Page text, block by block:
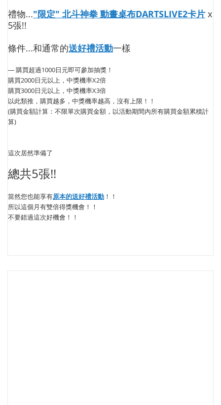
禮物..."限定" 北斗神拳 動畫桌布DARTSLIVE2卡片 x
5張!!
條件...和通常的送好禮活動一樣
― 購買超過1000日元即可參加抽獎！
購買2000日元以上，中獎機率X2倍
購買3000日元以上，中獎機率X3倍
以此類推，購買越多，中獎機率越高，沒有上限！！
(購買金額計算：不限單次購買金額，以活動期間內所有購買金額累積計
算)
這次居然準備了
總共5張!!
當然您也能享有原本的送好禮活動 ！！
所以這個月有雙倍得獎機會！！
不要錯過這次好機會！！